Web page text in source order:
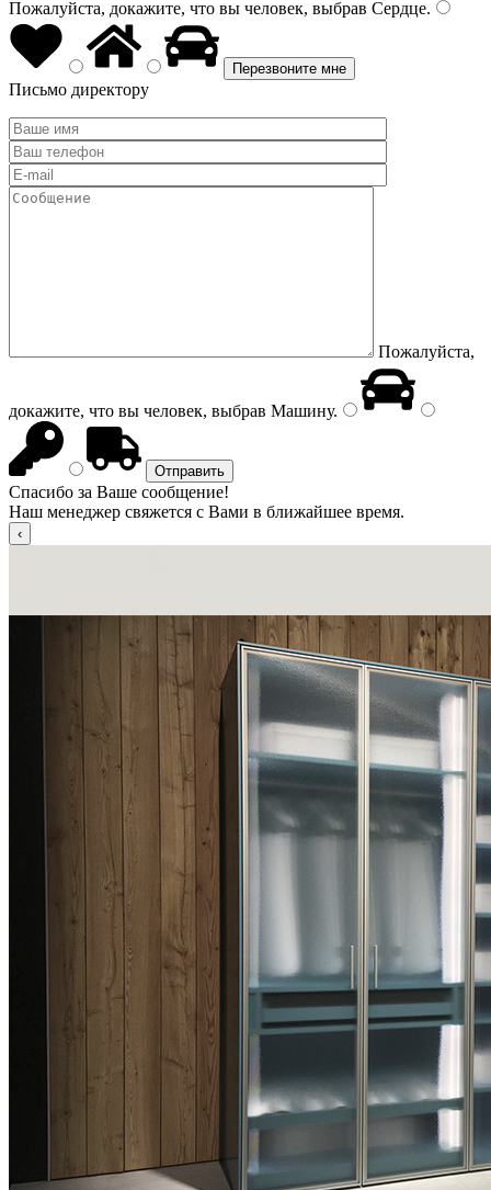
Пожалуйста, докажите, что вы человек, выбрав Сердце.
Письмо директору
Пожалуйста,
докажите, что вы человек, выбрав Машину.
Спасибо за Ваше сообщение!
Наш менеджер свяжется с Вами в ближайшее время.